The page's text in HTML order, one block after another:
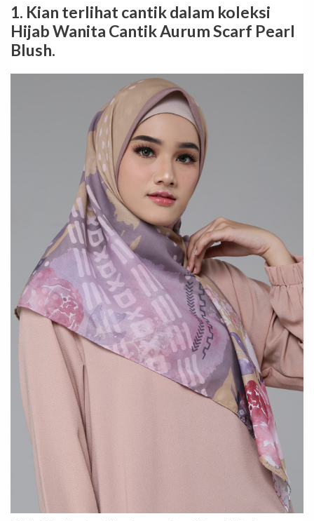
1. Kian terlihat cantik dalam koleksi
Hijab Wanita Cantik Aurum Scarf Pearl
Blush.